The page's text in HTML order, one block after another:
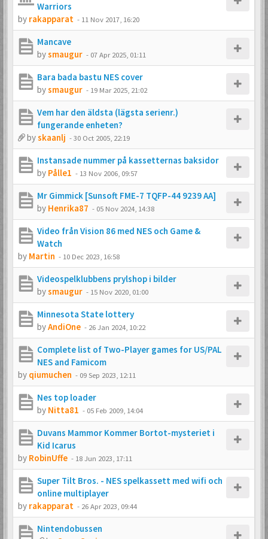
Warriors
by rakapparat - 11 Nov 2017, 16:20
Mancave
bysmaugur - 07 Apr 2025, 01:11
Bara bada bastu NES cover
bysmaugur - 19 Mar 2025, 21:02
Vem har den äldsta (lägsta serienr.)
fungerande enheten?
byskaanlj -30 Oct 2005, 22:19
Instansade nummer på kassetternas baksidor
by Pålle1 - 13 Nov 2006, 09:57
Mr Gimmick [Sunsoft FME-7 TQFP-44 9239 AA]
by Henrika87 - 05 Nov 2024, 14:38
Video från Vision 86 med NES och Game &
Watch
by Martin - 10 Dec 2023, 16:58
Videospelklubbens prylshop i bilder
bysmaugur - 15 Nov 2020, 01:00
Minnesota State lottery
byAndiOne - 26 Jan 2024, 10:22
Complete list of Two-Player games for US/PAL
NES and Famicom
by qiumuchen - 09 Sep 2023, 12:11
Nes top loader
by Nitta81 - 05 Feb 2009, 14:04
Duvans Mammor Kommer Bortot-mysteriet i
Kid Icarus
by RobinUffe - 18 Jun 2023, 17:11
Super Tilt Bros. - NES spelkassett med wifi och
online multiplayer
by rakapparat - 26 Apr 2023, 09:44
Nintendobussen